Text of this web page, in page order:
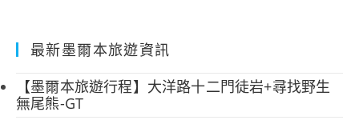
最新墨爾本旅遊資訊
【墨爾本旅遊行程】大洋路十二門徒岩+尋找野生
無尾熊-GT